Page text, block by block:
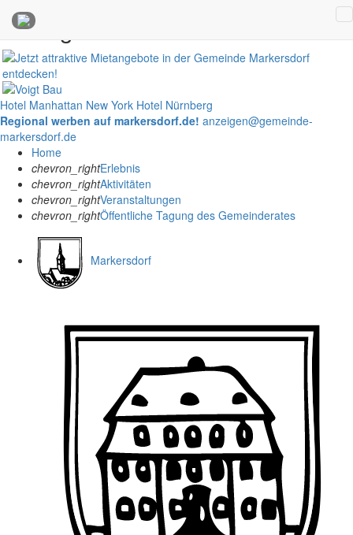
Anzeigen
Hotel Manhattan New York Hotel Nürnberg
Regional werben auf markersdorf.de! anzeigen@gemeinde-
markersdorf.de
Home
chevron_rightErlebnis
chevron_rightAktivitäten
chevron_rightVeranstaltungen
chevron_rightÖffentliche Tagung des Gemeinderates
Markersdorf